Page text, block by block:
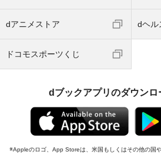
dアニメストア dヘル
ドコモスポーツくじ
dブックアプリのダウンロ
Appleのロゴ、App Storeは、米国もしくはその他の国